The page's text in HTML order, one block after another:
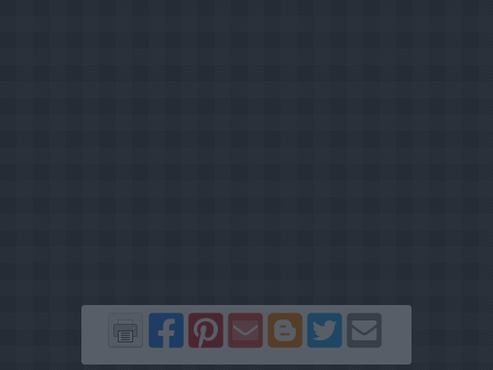
Del
på
Del
på
Send
via
Del
på
Del
på
Send